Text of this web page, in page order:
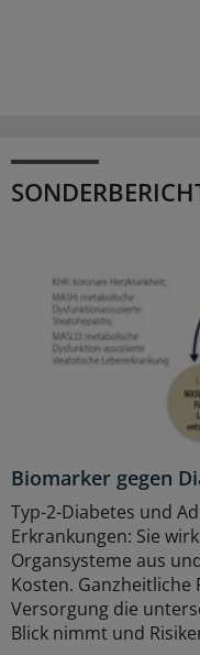
Biomarker gegen
Typ-2-Diabetes und
Erkrankungen: Sie
Organsysteme aus
Kosten.
Versorgung die
Blick nimmt und